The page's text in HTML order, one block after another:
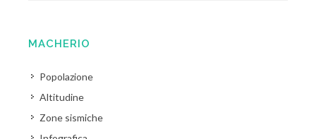
MACHERIO
Popolazione
Altitudine
Zone sismiche